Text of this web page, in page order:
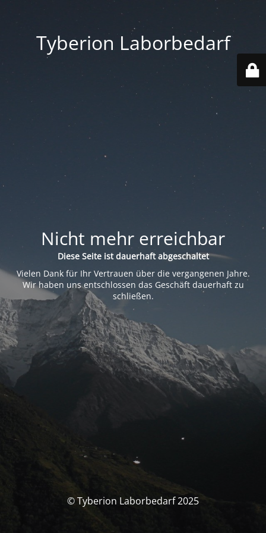
Tyberion Laborbedarf
Nicht mehr erreichbar
Diese Seite ist dauerhaft abgeschaltet
Vielen Dank für Ihr Vertrauen über die vergangenen Jahre.
Wir haben uns entschlossen das Geschäft dauerhaft zu
schließen.
© Tyberion Laborbedarf 2025